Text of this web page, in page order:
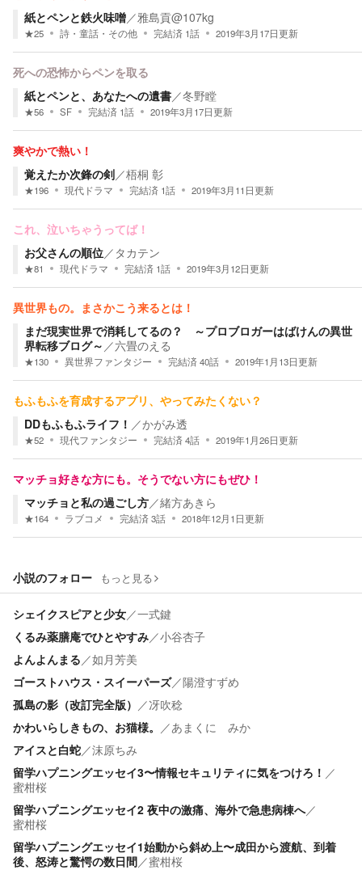
紙とペンと鉄火味噌／雅島貢@107kg
★25 詩・童話・その他 完結済 1話 2019年3月17日更新
死への恐怖からペンを取る
紙とペンと、あなたへの遺書／冬野瞠
★56 SF 完結済 1話 2019年3月17日更新
爽やかで熱い！
覚えたか次鋒の剣／梧桐 彰
★196 現代ドラマ 完結済 1話 2019年3月11日更新
これ、泣いちゃうってば！
お父さんの順位／ タカテン
★81 現代ドラマ 完結済 1話 2019年3月12日更新
異世界もの。まさかこう来るとは！
まだ現実世界で消耗してるの？ ～プロブロガーはばけんの異世
界転移ブログ～ ／六畳のえる
★130 異世界ファンタジー 完結済40話 2019年1月13日更新
もふもふを育成するアプリ、やってみたくない？
DDもふもふライフ！ ／かがみ透
★52 現代ファンタジー 完結済4話 2019年1月26日更新
マッチョ好きな方にも。そうでない方にもぜひ！
マッチョと私の過ごし方／緒方あきら
★164 ラブコメ 完結済3話 2018年12月1日更新
小説のフォロー もっと見る
シェイクスピアと少女／一式鍵
くるみ薬膳庵でひとやすみ／小谷杏子
よんよんまる／如月芳美
ゴーストハウス・スイーパーズ／陽澄すずめ
孤島の影（改訂完全版） ／冴吹稔
かわいらしきもの、お猫様。 ／あまくに みか
アイスと白蛇／沫原ちみ
留学ハプニングエッセイ3〜情報セキュリティに気をつけろ！ ／
蜜柑桜
留学ハプニングエッセイ2 夜中の激痛、海外で急患病棟へ／
蜜柑桜
留学ハプニングエッセイ1始動から斜め上〜成田から渡航、到着
後、怒涛と驚愕の数日間／蜜柑桜